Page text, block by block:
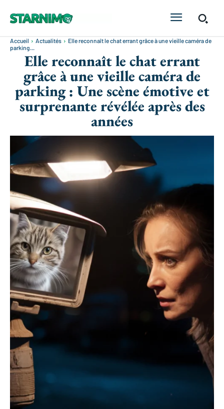
Accueil Actualités
Elle reconnaît le chat errant grâce à une vieille caméra de
parking...
Elle reconnaît le chat errant
grâce à une vieille caméra de
parking : Une scène émotive et
surprenante révélée après des
années